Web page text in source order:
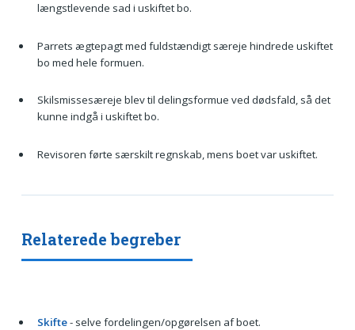
længstlevende sad i uskiftet bo.
Parrets ægtepagt med fuldstændigt særeje hindrede uskiftet
bo med hele formuen.
Skilsmissesæreje blev til delingsformue ved dødsfald, så det
kunne indgå i uskiftet bo.
Revisoren førte særskilt regnskab, mens boet var uskiftet.
Relaterede begreber
Skifte- selve fordelingen/opgørelsen af boet.